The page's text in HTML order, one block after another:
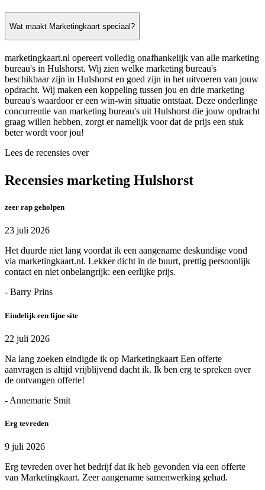
Wat maakt Marketingkaart speciaal?
marketingkaart.nl opereert volledig onafhankelijk van alle marketing
bureau's in Hulshorst. Wij zien welke marketing bureau's
beschikbaar zijn in Hulshorst en goed zijn in het uitvoeren van jouw
opdracht. Wij maken een koppeling tussen jou en drie marketing
bureau's waardoor er een win-win situatie ontstaat. Deze onderlinge
concurrentie van marketing bureau's uit Hulshorst die jouw opdracht
graag willen hebben, zorgt er namelijk voor dat de prijs een stuk
beter wordt voor jou!
Lees de recensies over
Recensies marketing Hulshorst
zeer rap geholpen
23 juli 2026
Het duurde niet lang voordat ik een aangename deskundige vond
via marketingkaart.nl. Lekker dicht in de buurt, prettig persoonlijk
contact en niet onbelangrijk: een eerlijke prijs.
- Barry Prins
Eindelijk een fijne site
22 juli 2026
Na lang zoeken eindigde ik op Marketingkaart Een offerte
aanvragen is altijd vrijblijvend dacht ik. Ik ben erg te spreken over
de ontvangen offerte!
- Annemarie Smit
Erg tevreden
9 juli 2026
Erg tevreden over het bedrijf dat ik heb gevonden via een offerte
van Marketingkaart. Zeer aangename samenwerking gehad.